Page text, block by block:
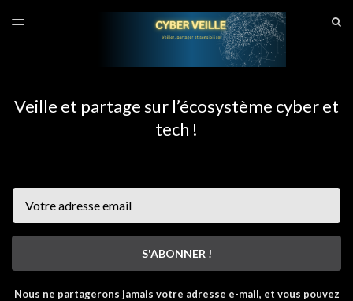
TOGGLE
Veille et partage sur l’écosystème cyber et
tech !
S'ABONNER !
Nous ne partagerons jamais votre adresse e-mail, et vous pouvez